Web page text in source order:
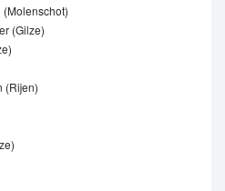
(Gilze)
(Rijen)